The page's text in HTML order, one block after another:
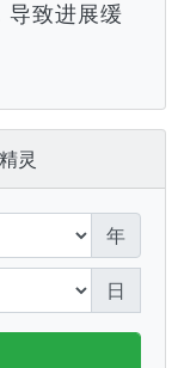
导致进展缓
灵
年
日